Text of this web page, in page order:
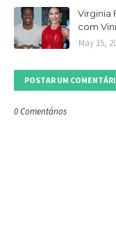
Virginia
com
May 15,
POSTAR UM
0 Comentários